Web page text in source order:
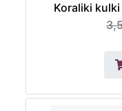
Koraliki